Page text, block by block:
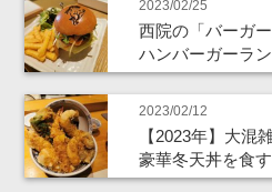
2023/02/25
西院の「バーガ
ハンバーガーラ
2023/02/12
【2023年】大混
豪華冬天丼を食す